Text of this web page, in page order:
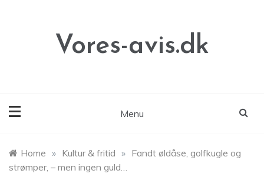
Vores-avis.dk
Menu
Home » Kultur & fritid » Fandt øldåse, golfkugle og
strømper, – men ingen guld…